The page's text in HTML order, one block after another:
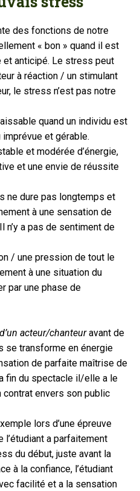
des fonctions de notre
« bon » quand il est
anticipé. Le stress peut
à réaction / un stimulant
le stress n’est pas notre
quand un individu est
et gérable.
et modérée d’énergie,
et une envie de réussite
ne dure pas longtemps et
à une sensation de
a pas de sentiment de
/ une pression de tout le
à une situation du
par une phase de
acteur/chanteuravant de
se transforme en énergie
de parfaite maîtrise de
fin du spectacle il/elle a le
contrat envers son public
lors d’une épreuve
l’étudiant a parfaitement
du début, juste avant la
à la confiance, l’étudiant
facilité et a la sensation